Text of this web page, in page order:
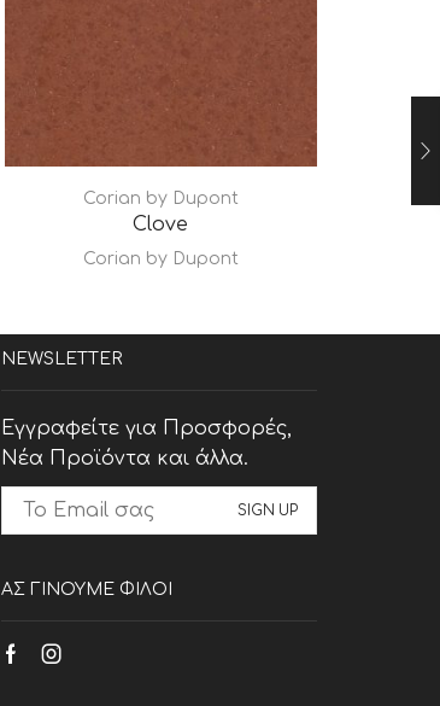
Corian by Dupont
Clove
Corian by Dupont
NEWSLETTER
Εγγραφείτε για Προσφορές,
Νέα Προϊόντα και άλλα.
ΑΣ ΓΙΝΟΥΜΕ ΦΙΛΟΙ
Facebook
Instagram